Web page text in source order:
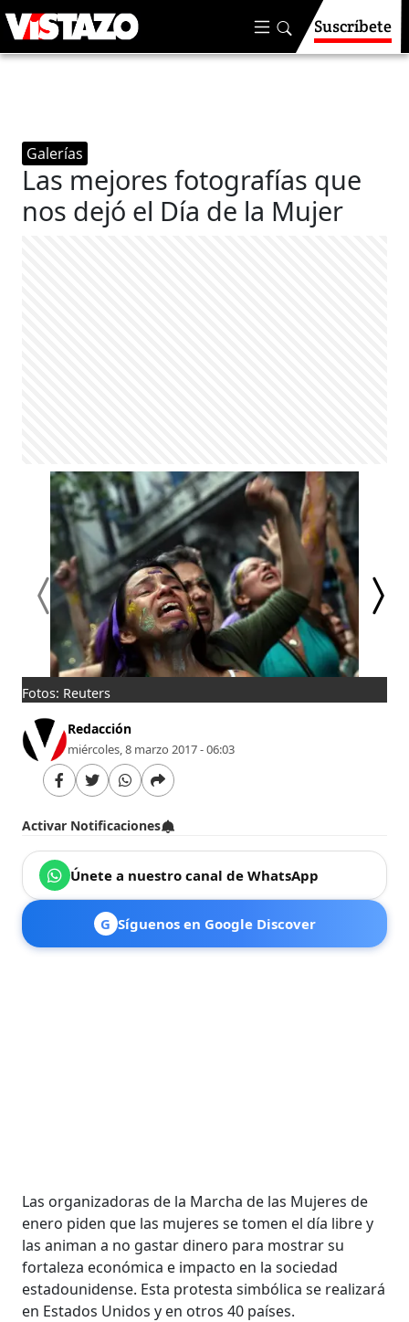
Suscríbete
Galerías
Las mejores fotografías que
nos dejó el Día de la Mujer
Fotos: Reuters
Redacción
miércoles, 8 marzo 2017 - 06:03
Activar Notificaciones
Únete a nuestro canal de WhatsApp
G Síguenos en Google Discover
Las organizadoras de la Marcha de las Mujeres de
enero piden que las mujeres se tomen el día libre y
las animan a no gastar dinero para mostrar su
fortaleza económica e impacto en la sociedad
estadounidense. Esta protesta simbólica se realizará
en Estados Unidos y en otros 40 países.